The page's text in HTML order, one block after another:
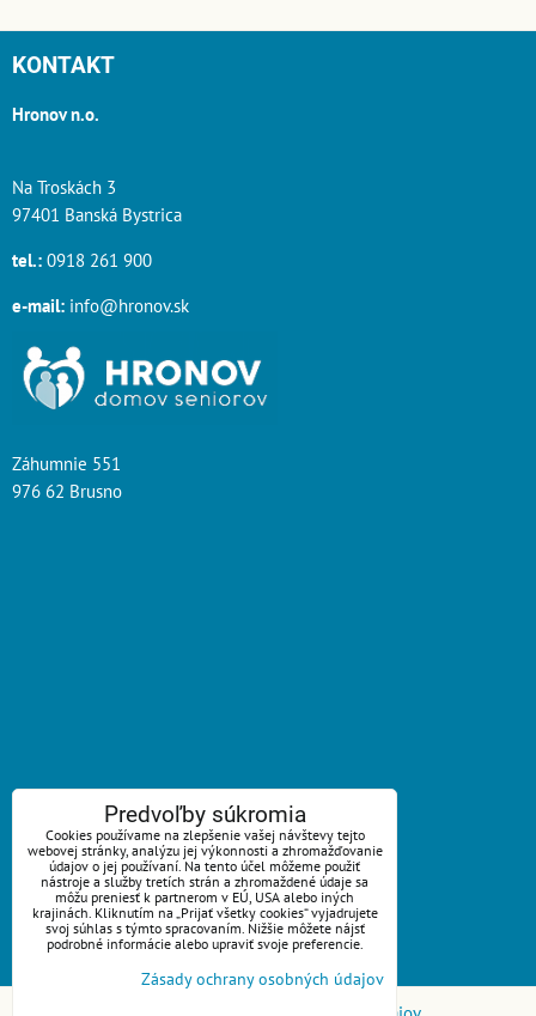
KONTAKT
Hronov n.o.
Na Troskách 3
97401 Banská Bystrica
tel.: 0918 261 900
e-mail: info@hronov.sk
Záhumnie 551
976 62 Brusno
ZAVOLÁME VÁM SPÄŤ
Váš telefón:*
Predvoľby súkromia
Cookies používame na zlepšenie vašej návštevy tejto
webovej stránky, analýzu jej výkonnosti a zhromažďovanie
údajov o jej používaní. Na tento účel môžeme použiť
nástroje a služby tretích strán a zhromaždené údaje sa
môžu preniesť k partnerom v EÚ, USA alebo iných
krajinách. Kliknutím na „Prijať všetky cookies“ vyjadrujete
svoj súhlas s týmto spracovaním. Nižšie môžete nájsť
podrobné informácie alebo upraviť svoje preferencie.
Zásady ochrany osobných údajov